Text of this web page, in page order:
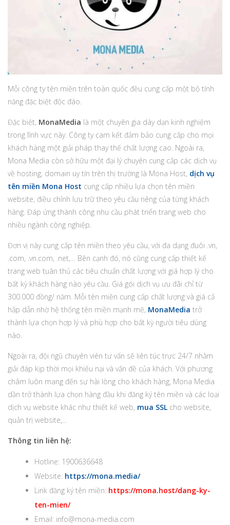
Mỗi công ty tên miền trên toàn quốc đều cung cấp một bộ tính
năng đặc biệt độc đáo.
Đặc biệt, MonaMedia là một chuyên gia dày dạn kinh nghiệm
trong lĩnh vực này. Công ty cam kết đảm bảo cung cấp cho mọi
khách hàng một giải pháp thay thế chất lượng cao. Ngoài ra,
Mona Media còn sở hữu một đại lý chuyên cung cấp các dịch vụ
về hosting, domain uy tín trên thị trường là Mona Host, dịch vụ
tên miền Mona Host cung cấp nhiều lựa chọn tên miền
website, điều chỉnh lưu trữ theo yêu cầu riêng của từng khách
hàng. Đáp ứng thành công nhu cầu phát triển trang web cho
nhiều ngành công nghiệp.
Đơn vị này cung cấp tên miền theo yêu cầu, với đa dạng đuôi .vn,
.com, .vn.com, .net,… Bên cạnh đó, nó cũng cung cấp thiết kế
trang web tuân thủ các tiêu chuẩn chất lượng với giá hợp lý cho
bất kỳ khách hàng nào yêu cầu. Giá gói dịch vụ ưu đãi chỉ từ
300.000 đồng/ năm. Mỗi tên miền cung cấp chất lượng và giá cả
hấp dẫn nhờ hệ thống tên miền mạnh mẽ, MonaMedia trở
thành lựa chọn hợp lý và phù hợp cho bất kỳ người tiêu dùng
nào.
Ngoài ra, đội ngũ chuyên viên tư vấn sẽ liên túc trực 24/7 nhằm
giải đáp kịp thời mọi khiếu nại và vấn đề của khách. Với phương
châm luôn mang đến sự hài lòng cho khách hàng, Mona Media
dần trở thành lựa chọn hàng đầu khi đăng ký tên miền và các loại
dịch vụ website khác như thiết kế web, mua SSL cho website,
quản trị website,…
Thông tin liên hệ:
Hotline: 1900636648
Website: https://mona.media/
Link đăng ký tên miền: https://mona.host/dang-ky-
ten-mien/
Email: info@mona-media.com